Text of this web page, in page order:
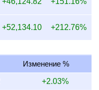
71,478.55
70,895.20 70,895,195.76
72,419.24 72,419,235.27
71,491,535.56
+52,134.10 +212.76%
Изменение %
+2.03%